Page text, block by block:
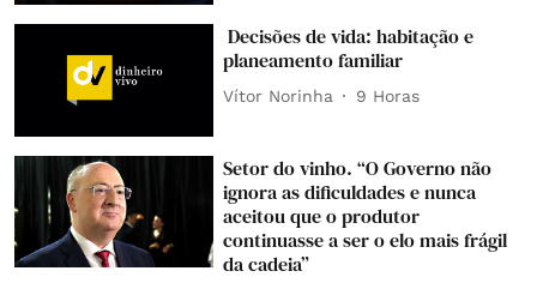
Decisões de vida: habitação e
planeamento familiar
Vítor Norinha 9 Horas
Setor do vinho. “O Governo não
ignora as dificuldades e nunca
aceitou que o produtor
continuasse a ser o elo mais frágil
da cadeia”